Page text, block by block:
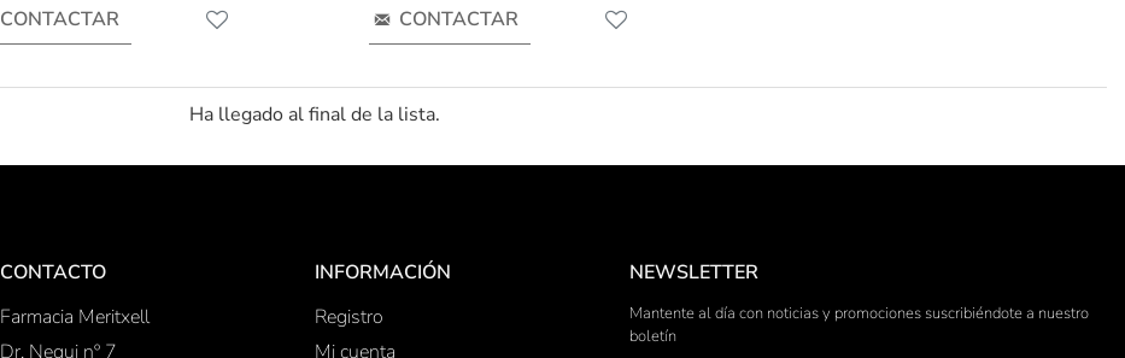
CONTACTAR CONTACTAR
Ha llegado al final de la lista.
CONTACTO
Farmacia Meritxell
Dr. Nequi nº 7
INFORMACIÓN
Registro
Mi cuenta
NEWSLETTER
Mantente al día con noticias y promociones suscribiéndote a nuestro
boletín